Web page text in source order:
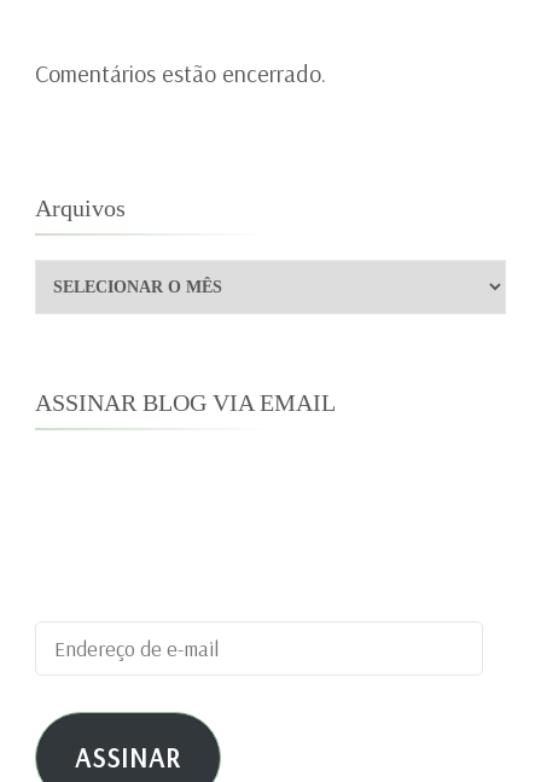
Comentários estão encerrado.
Arquivos
Arquivos
ASSINAR BLOG VIA EMAIL
Endereço
de
e-
mail ASSINAR